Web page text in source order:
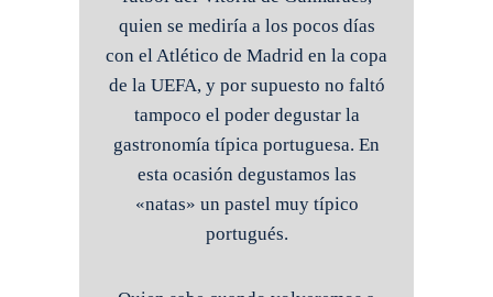
quien se mediría a los pocos días
con el Atlético de Madrid en la copa
de la UEFA, y por supuesto no faltó
tampoco el poder degustar la
gastronomía típica portuguesa. En
esta ocasión degustamos las
«natas» un pastel muy típico
portugués.